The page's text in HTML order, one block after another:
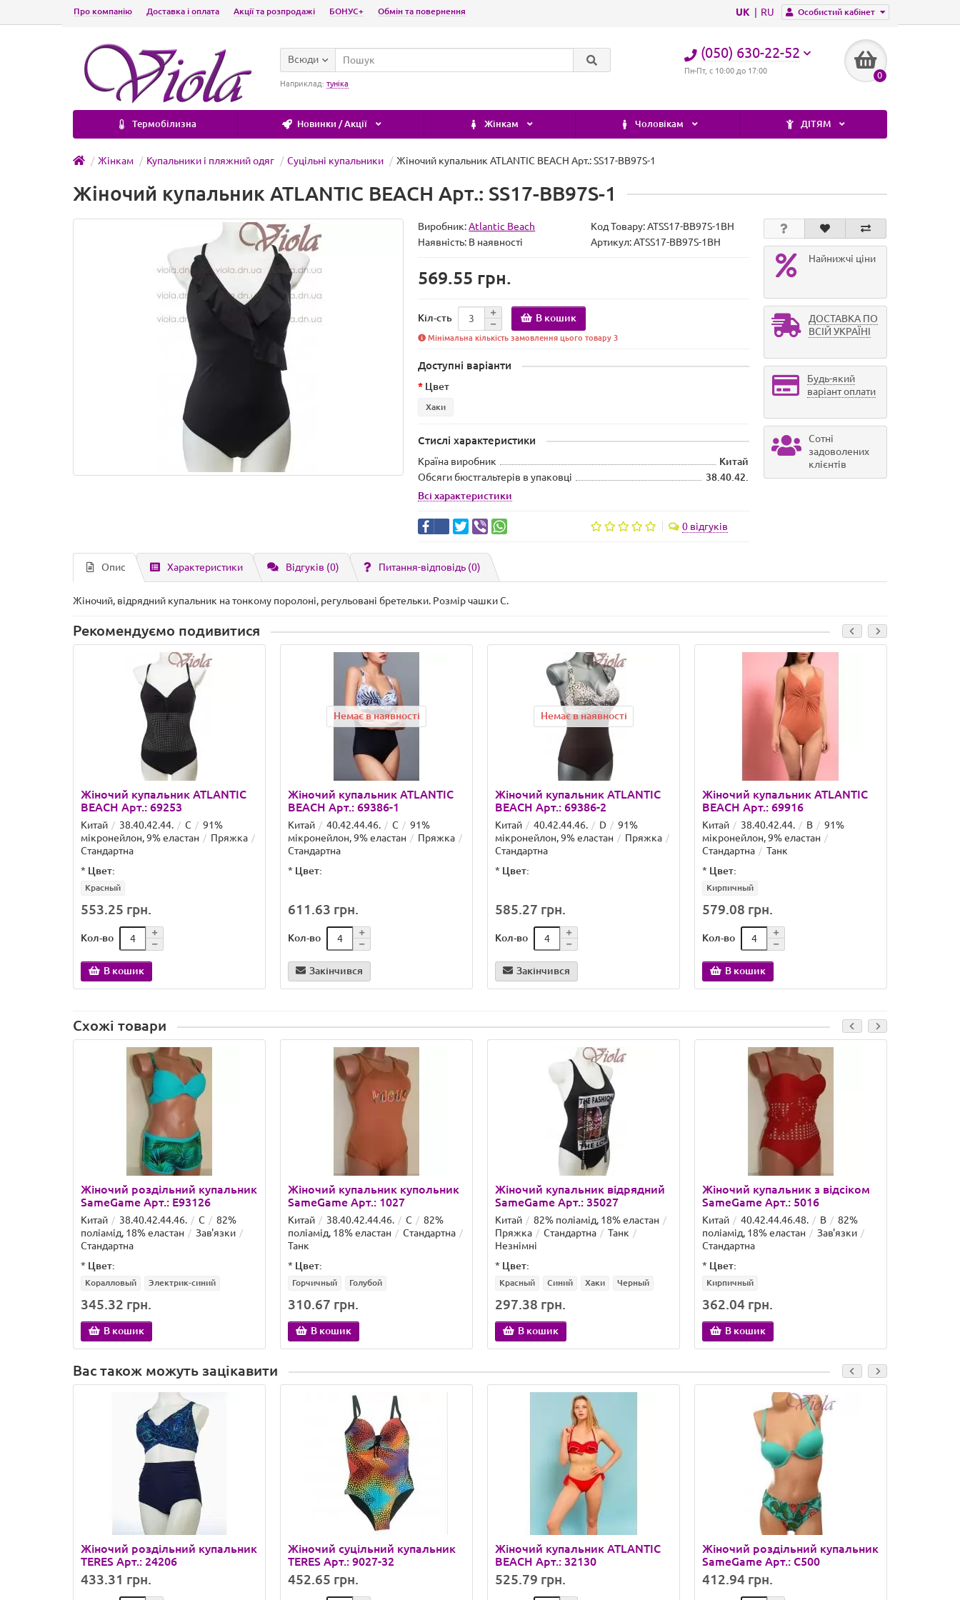
Особистий кабінет
UK RU
Про компанію Доставка і оплата Акції та розпродажі БОНУС+ Обмін та повернення
(050) 630-22-52
Пн-Пт, с 10:00 до 17:00 0
Всюди
Наприклад: туніка
Термобілизна Новинки / Акції Жінкам Чоловікам ДІТЯМ
Жінкам Купальники і пляжний одяг Суцільні купальники Жіночий купальник ATLANTIC BEACH Арт.: SS17-BB97S-1
Жіночий купальник ATLANTIC BEACH Арт.: SS17-BB97S-1
Виробник:Atlantic Beach Код Товару:ATSS17-BB97S-1BH
Наявність: В наявності Артикул: ATSS17-BB97S-1BH
569.55 грн.
Кіл-сть В кошик
Мінімальна кількість замовлення цього товару 3
Доступні варіанти
Цвет
Хаки
Стислі характеристики
Країна виробник
Китай
Обсяги бюстгальтерів в упаковці
38.40.42.
Всі характеристики
0 відгуків
Найнижчі ціни
ДОСТАВКА ПО
ВСІЙ УКРАЇНІ
Будь-який
варіант оплати
Сотні
задоволених
клієнтів
Опис Характеристики Відгуків (0) Питання-відповідь (0)
Жіночий, відрядний купальник на тонкому поролоні, регульовані бретельки. Розмір чашки C.
Рекомендуємо подивитися
Жіночий купальник ATLANTIC
BEACH Арт.: 69253
Китай 38.40.42.44. C
91%
мікронейлон, 9% еластан
Пряжка
Стандартна
* Цвет:
Красный
553.25 грн.
Кол-во
В кошик
Немає в наявності
Жіночий купальник ATLANTIC
BEACH Арт.: 69386-1
Китай 40.42.44.46. C
91%
мікронейлон, 9% еластан
Пряжка
Стандартна
* Цвет:
611.63 грн.
Кол-во
Закінчився
Немає в наявності
Жіночий купальник ATLANTIC
BEACH Арт.: 69386-2
Китай 40.42.44.46. D
91%
мікронейлон, 9% еластан
Пряжка
Стандартна
* Цвет:
585.27 грн.
Кол-во
Закінчився
Жіночий купальник ATLANTIC
BEACH Арт.: 69916
Китай 38.40.42.44. B
91%
мікронейлон, 9% еластан
Стандартна
Танк
* Цвет:
Кирпичный
579.08 грн.
Кол-во
В кошик
Схожі товари
Жіночий роздільний купальник
SameGame Арт.: E93126
Китай 38.40.42.44.46. C
82%
поліамід, 18% еластан
Зав'язки
Стандартна
* Цвет:
Коралловый Электрик-синий
345.32 грн.
В кошик
Жіночий купальник купольник
SameGame Арт.: 1027
Китай 38.40.42.44.46. C
82%
поліамід, 18% еластан
Стандартна
Танк
* Цвет:
Горчичный Голубой
310.67 грн.
В кошик
Жіночий купальник відрядний
SameGame Арт.: 35027
Китай
82% поліамід, 18% еластан
Пряжка
Стандартна
Танк
Незнімні
* Цвет:
Красный Синий Хаки Черный
297.38 грн.
В кошик
Жіночий купальник з відсіком
SameGame Арт.: 5016
Китай 40.42.44.46.48. B
82%
поліамід, 18% еластан
Зав'язки
Стандартна
* Цвет:
Кирпичный
362.04 грн.
В кошик
Вас також можуть зацікавити
Жіночий роздільний купальник
TERES Арт.: 24206
433.31 грн.
Жіночий суцільний купальник
TERES Арт.: 9027-32
452.65 грн.
Жіночий купальник ATLANTIC
BEACH Арт.: 32130
525.79 грн.
Жіночий роздільний купальник
SameGame Арт.: C500
412.94 грн.